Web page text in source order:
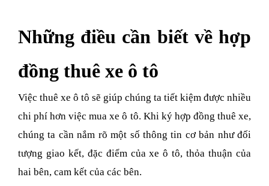
Những điều cần biết về hợp
đồng thuê xe ô tô
Việc thuê xe ô tô sẽ giúp chúng ta tiết kiệm được nhiều
chi phí hơn việc mua xe ô tô. Khi ký hợp đồng thuê xe,
chúng ta cần nắm rõ một số thông tin cơ bản như đối
tượng giao kết, đặc điểm của xe ô tô, thỏa thuận của
hai bên, cam kết của các bên.